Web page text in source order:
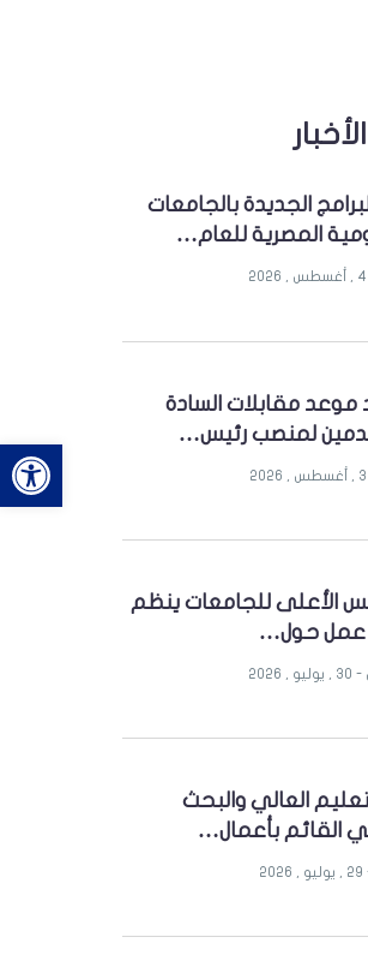
الجديدة بالجامعات
المصرية للعام…
موعد مقابلات السادة
لمنصب رئيس…
الأعلى للجامعات ينظم
عمل حول…
2026
العالي والبحث
القائم بأعمال…